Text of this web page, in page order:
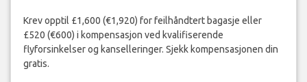
Krev opptil £1,600 (€1,920) for feilhåndtert bagasje eller
£520 (€600) i kompensasjon ved kvalifiserende
flyforsinkelser og kanselleringer. Sjekk kompensasjonen din
gratis.